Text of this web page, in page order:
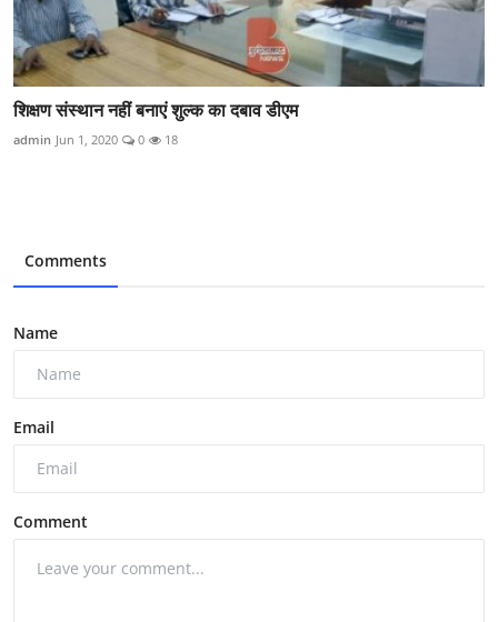
शिक्षण संस्थान नहीं बनाएं शुल्क का दबाव डीएम
admin Jun 1, 2020 0 18
Comments
Name
Email
Comment